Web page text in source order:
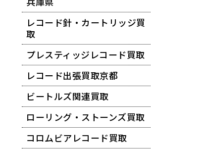
レコード針・カートリッジ買
取
プレスティッジレコード買取
レコード出張買取京都
ビートルズ関連買取
ローリング・ストーンズ買取
コロムビアレコード買取